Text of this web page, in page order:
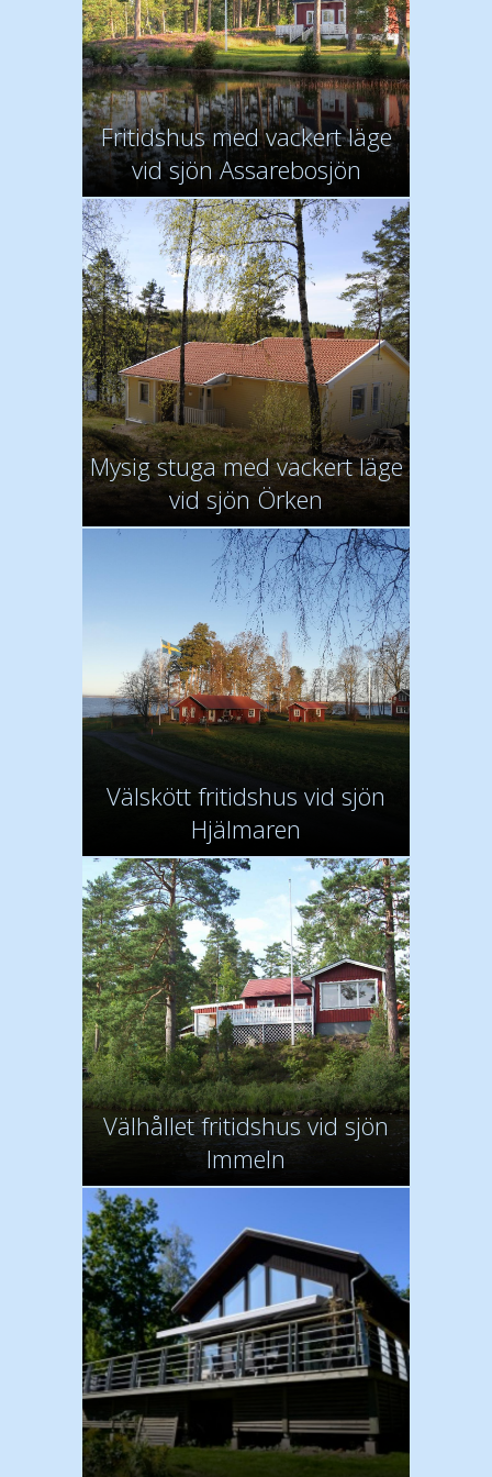
Fritidshus med vackert läge
vid sjön Assarebosjön
Mysig stuga med vackert läge
vid sjön Örken
Välskött fritidshus vid sjön
Hjälmaren
Välhållet fritidshus vid sjön
Immeln